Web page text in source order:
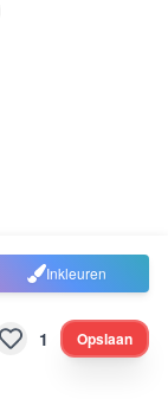
Inkleuren
1 Opslaan